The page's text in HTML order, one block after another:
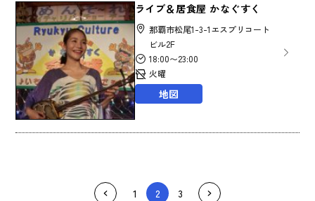
ライブ＆居食屋 かなぐすく
那覇市松尾1-3-1エスプリコート
ビル2F
18:00〜23:00
火曜
地図
1 2 3